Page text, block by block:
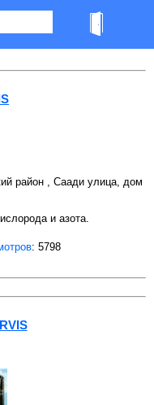
район , Саади улица, дом
и азота.
: 5798